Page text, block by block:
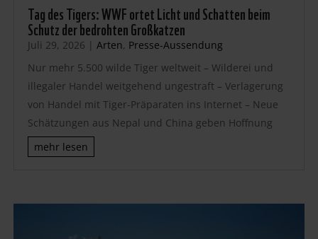
Tag des Tigers: WWF ortet Licht und Schatten beim
Schutz der bedrohten Großkatzen
Juli 29, 2026 | Arten, Presse-Aussendung
Nur mehr 5.500 wilde Tiger weltweit – Wilderei und
illegaler Handel weitgehend ungestraft – Verlagerung
von Handel mit Tiger-Präparaten ins Internet – Neue
Schätzungen aus Nepal und China geben Hoffnung
mehr lesen